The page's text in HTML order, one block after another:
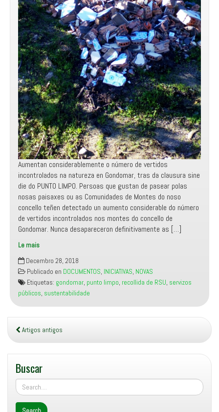
Aumentan considerablemente o número de vertidos
incontrolados na natureza en Gondomar, tras da clausura sine
die do PUNTO LIMPO. Persoas que gustan de pasear polas
nosas paisaxes ou as Comunidades de Montes do noso
concello teñen detectado un aumento considerable do número
de vertidos incontrolados nos montes do concello de
Gondomar. Nunca desapareceron definitivamente as […]
Le mais
O
Punto
Limpo
de
Gondomar:
cara
unha
xestión
responsable,
eficiente
e
respectuosa
co
medio
ambiente
Decembro 28, 2018
Publicado en DOCUMENTOS, INICIATIVAS, NOVAS
Etiquetas: gondomar, punto limpo, recollida de RSU, servizos
públicos, sustentabilidade
Artigos antigos
Buscar